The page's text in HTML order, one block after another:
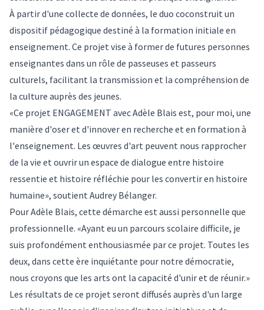
À partir d'une collecte de données, le duo coconstruit un
dispositif pédagogique destiné à la formation initiale en
enseignement. Ce projet vise à former de futures personnes
enseignantes dans un rôle de passeuses et passeurs
culturels, facilitant la transmission et la compréhension de
la culture auprès des jeunes.
«Ce projet ENGAGEMENT avec Adèle Blais est, pour moi, une
manière d'oser et d'innover en recherche et en formation à
l'enseignement. Les œuvres d'art peuvent nous rapprocher
de la vie et ouvrir un espace de dialogue entre histoire
ressentie et histoire réfléchie pour les convertir en histoire
humaine», soutient Audrey Bélanger.
Pour Adèle Blais, cette démarche est aussi personnelle que
professionnelle. «Ayant eu un parcours scolaire difficile, je
suis profondément enthousiasmée par ce projet. Toutes les
deux, dans cette ère inquiétante pour notre démocratie,
nous croyons que les arts ont la capacité d'unir et de réunir.»
Les résultats de ce projet seront diffusés auprès d'un large